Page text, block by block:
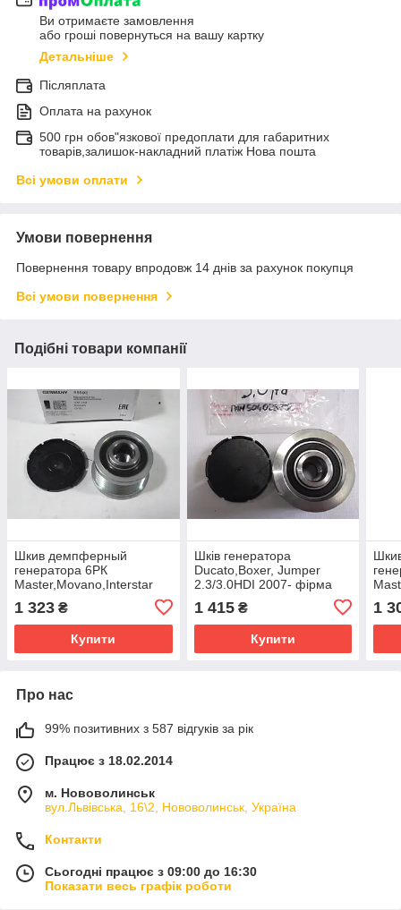
Ви отримаєте замовлення
або гроші повернуться на вашу картку
Детальніше
Післяплата
Оплата на рахунок
500 грн обов"язкової предоплати для габаритних
товарів,залишок-накладний платіж Нова пошта
Всі умови оплати
Умови повернення
Повернення товару впродовж 14 днів за рахунок покупця
Всі умови повернення
Подібні товари компанії
Шкив демпферный
генератора 6РК
Master,Movano,Interstar
DCI
1 323 ₴
Купити
Шків генератора
Ducato,Boxer, Jumper
2.3/3.0HDI 2007- фірма
1 415₴
Купити
1
Про нас
99% позитивних з 587 відгуків за рік
Працює з 18.02.2014
м. Нововолинськ
вул.Львівська, 16\2, Нововолинськ, Україна
Контакти
Сьогодні працює з 09:00 до 16:30
Показати весь графік роботи